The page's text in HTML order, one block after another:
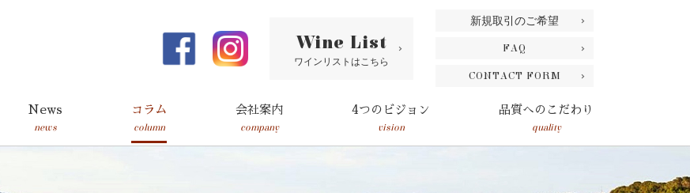
Wine List
ワインリストはこちら
新規取引のご希望
FAQ
CONTACT FORM
News
news
コラム
column
会社案内
company
4つのビジョン
vision
品質へのこだわり
quality